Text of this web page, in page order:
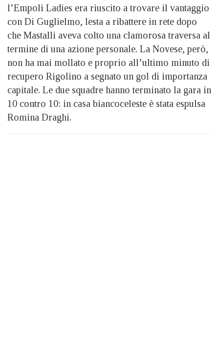
l’Empoli Ladies era riuscito a trovare il vantaggio
con Di Guglielmo, lesta a ribattere in rete dopo
che Mastalli aveva colto una clamorosa traversa al
termine di una azione personale. La Novese, però,
non ha mai mollato e proprio all’ultimo minuto di
recupero Rigolino a segnato un gol di importanza
capitale. Le due squadre hanno terminato la gara in
10 contro 10: in casa biancoceleste è stata espulsa
Romina Draghi.